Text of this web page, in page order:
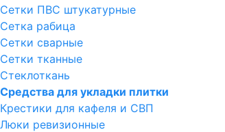
Сетки ПВС штукатурные
Сетка рабица
Сетки сварные
Сетки тканные
Стеклоткань
Средства для укладки плитки
Крестики для кафеля и СВП
Люки ревизионные